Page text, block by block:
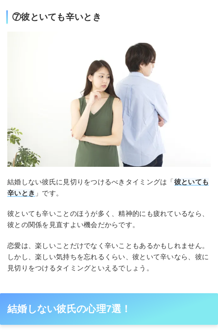
⑦彼といても辛いとき
結婚しない彼氏に見切りをつけるべきタイミングは「彼といても
辛いとき 」です。
彼といても辛いことのほうが多く、精神的にも疲れているなら、
彼との関係を見直すよい機会だからです。
恋愛は、楽しいことだけでなく辛いこともあるかもしれません。
しかし、楽しい気持ちを忘れるくらい、彼といて辛いなら、彼に
見切りをつけるタイミングといえるでしょう。
結婚しない彼氏の心理7選！